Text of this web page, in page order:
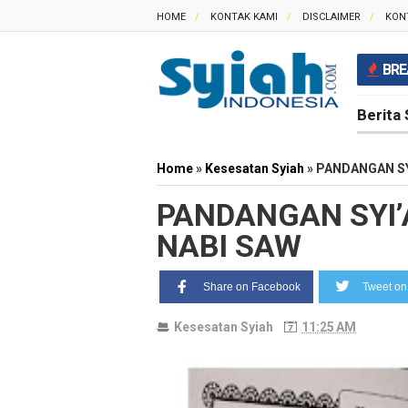
HOME KONTAK KAMI DISCLAIMER
Berita
Home» Kesesatan Syiah » PANDANGAN
PANDANGAN
NABI SAW
Share on Facebook Tweet
Kesesatan Syiah 11:25 AM